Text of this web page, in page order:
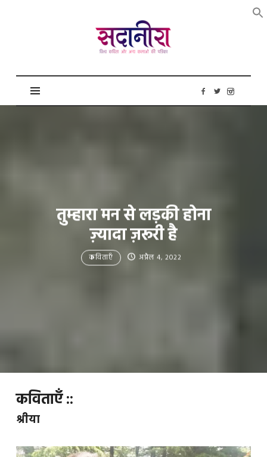
सदानीरा
तुम्हारा मन से लड़की होना
ज़्यादा ज़रूरी है
कविताएँ अप्रैल 4, 2022
कविताएँ ::
श्रीया